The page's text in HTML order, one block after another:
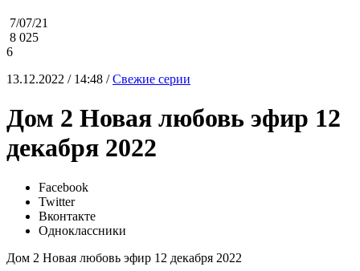
7/07/21
8 025
6
13.12.2022 / 14:48 /Свежие серии
Дом 2 Новая любовь эфир 12
декабря 2022
Facebook
Twitter
Вконтакте
Одноклассники
Дом 2 Новая любовь эфир 12 декабря 2022